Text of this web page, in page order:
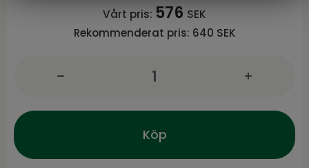
Vårt pris: 576 SEK
Rekommenderat pris: 640 SEK
Köp